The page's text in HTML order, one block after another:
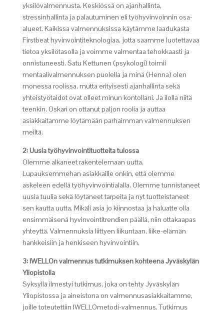
yksilövalmennusta. Keskiössä on ajanhallinta,
stressinhallinta ja palautuminen eli työhyvinvoinnin osa-
alueet. Kaikissa valmennuksissa käytämme laadukasta
Firstbeat hyvinvointiteknologiaa, jotta saamme luotettavaa
tietoa yksilötasolla ja voimme valmentaa tehokkaasti ja
onnistuneesti. Satu Kettunen (psykologi) toimii
mentaalivalmennuksen puolella ja minä (Henna) olen
monessa roolissa, mutta erityisesti ajanhallinta sekä
yhteistyötaidot ovat olleet minun kontollani. Ja ilolla niitä
teenkin. Oskari on ottanut paljon roolia ja auttaa
asiakkaitamme löytämään parhaimman valmennuksen
meiltä.
2: Uusia työhyvinvointituotteita tulossa
Olemme alkaneet rakentelemaan uutta.
Lupauksemmehan asiakkaille onkin, että olemme
askeleen edellä työhyvinvointialalla. Olemme tunnistaneet
uusia tuulia sekä löytäneet tarpeita ja nyt tuotteistaneet
sen kautta uutta. Mikäli asia jo kiinnostaa ja haluatte olla
ensimmäisenä hyvinvointitrendien päällä, niin ottakaapas
yhteyttä. Valmennuksia liittyen liikuntaan, liike-elämän
hankkeisiin ja henkiseen hyvinvointiin.
3: IWELLOn valmennus tutkimuksen kohteena Jyväskylän
Yliopistolla
Syksyllä ilmestyi tutkimus, joka on tehty Jyväskylän
Yliopistossa ja aineistona on valmennusasiakkaitamme,
joille toteutettiin IWELLOmetodi-valmennus. Tutkimus